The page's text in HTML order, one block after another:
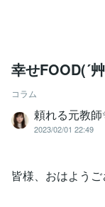
幸せFOOD(´
コラム
頼れる元教師
2023/02/01 22:49
皆様、おはよう